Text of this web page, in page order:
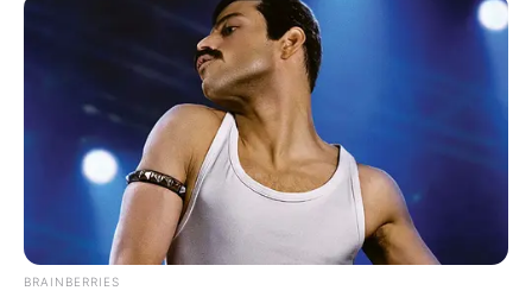
BRAINBERRIES